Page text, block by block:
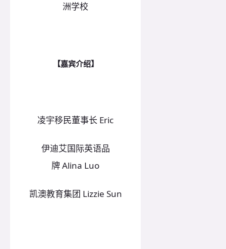
洲学校
【嘉宾介绍】
凌宇移民董事长 Eric
伊迪艾国际英语品
牌 Alina Luo
凯澳教育集团 Lizzie Sun